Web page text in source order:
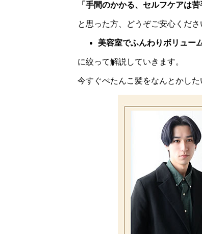
「手間のかかる、セルフケアは苦
と思った方、どうぞご安心くださ
美容室でふんわりボリュー
に絞って解説していきます。
今すぐぺたんこ髪をなんとかした